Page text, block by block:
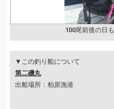
100尾前後の日も
▼この釣り船について
第二磯丸
出船場所：柏原漁港